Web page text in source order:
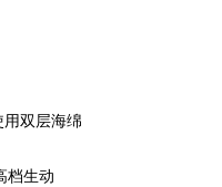
双层海绵
档生动